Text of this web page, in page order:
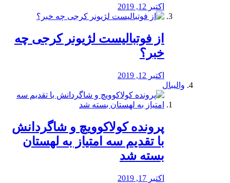
اکتبر 12, 2019
از فوتبالیست لژیونر کرجی چه
خبر؟
اکتبر 12, 2019
والیبال
پرونده کولاکوویچ و شاگردانش
با تقدیم سه امتیاز به لهستان
بسته شد
اکتبر 17, 2019